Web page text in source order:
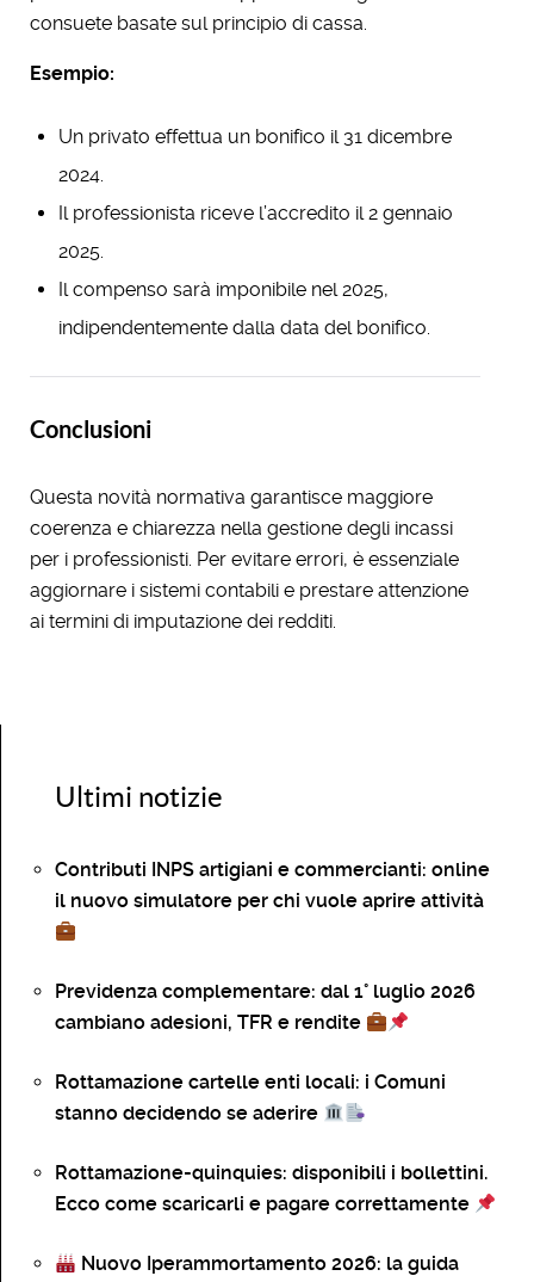
consuete basate sul principio di cassa.
Esempio:
Un privato effettua un bonifico il 31 dicembre
2024.
Il professionista riceve l’accredito il 2 gennaio
2025.
Il compenso sarà imponibile nel 2025,
indipendentemente dalla data del bonifico.
Conclusioni
Questa novità normativa garantisce maggiore
coerenza e chiarezza nella gestione degli incassi
per i professionisti. Per evitare errori, è essenziale
aggiornare i sistemi contabili e prestare attenzione
ai termini di imputazione dei redditi.
Ultimi notizie
Contributi INPS artigiani e commercianti: online
il nuovo simulatore per chi vuole aprire attività
Previdenza complementare: dal 1° luglio 2026
cambiano adesioni, TFR e rendite
Rottamazione cartelle enti locali: i Comuni
stanno decidendo se aderire
Rottamazione-quinquies: disponibili i bollettini.
Ecco come scaricarli e pagare correttamente
Nuovo Iperammortamento 2026: la guida